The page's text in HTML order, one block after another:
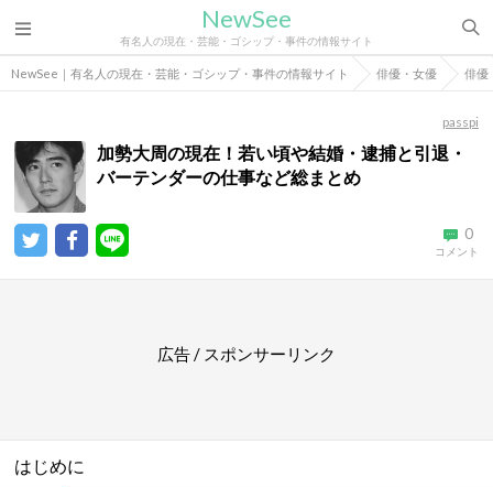
NewSee
有名人の現在・芸能・ゴシップ・事件の情報サイト
NewSee｜有名人の現在・芸能・ゴシップ・事件の情報サイト 俳優・女優 俳優
passpi
加勢大周の現在！若い頃や結婚・逮捕と引退・
バーテンダーの仕事など総まとめ
0
コメント
広告 / スポンサーリンク
はじめに